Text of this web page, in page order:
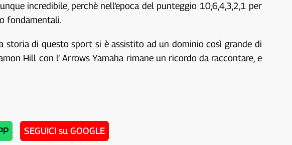
incredibile, perchè nell’epoca del punteggio 10,6,4,3,2,1 per
fondamentali.
di questo sport si è assistito ad un dominio così grande di
Hill con l’ Arrows Yamaha rimane un ricordo da raccontare, e
SEGUICI su GOOGLE